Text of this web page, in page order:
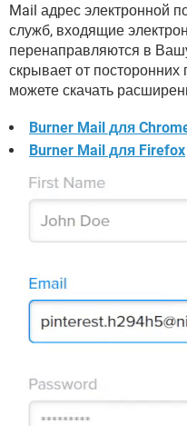
Mail адрес электронной
служб, входящие
перенаправляются в
скрывает от
можете скачать
Burner Mail для
Burner Mail для Firefox